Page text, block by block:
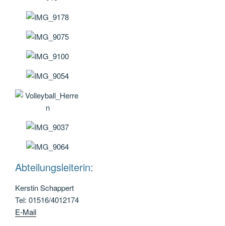
Abteilungsleiterin:
Kerstin Schappert
Tel: 01516/4012174
E-Mail